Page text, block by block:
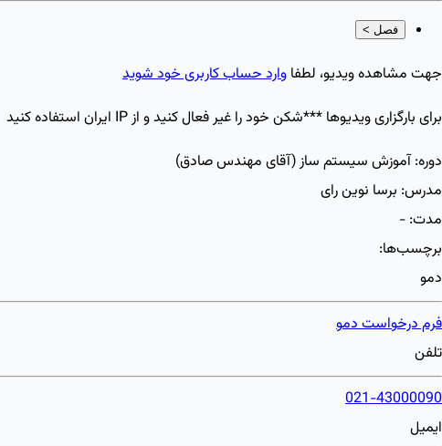
فصل >
جهت مشاهده ویدیو، لطفا وارد حساب کاربری خود شوید
برای بارگزاری ویدیو‌ها ***شکن خود را غیر فعال کنید و از IP ایران استفاده کنید
دوره:آموزش سیستم ساز (آقای مهندس صادق)
مدرس: برسا نوین رای
مدت: -
برچسب‌ها:
دمو
فرم درخواست دمو
تلفن
021-43000090
ایمیل